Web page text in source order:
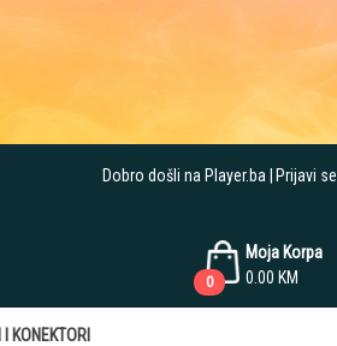
Dobro došli na Player.ba Prijavi se
Moja Korpa
0.00 KM
0
KONEKTORI